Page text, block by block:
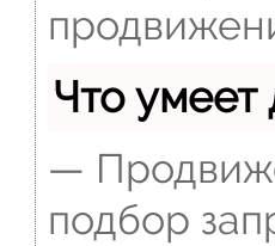
Что умеет
—
подбор